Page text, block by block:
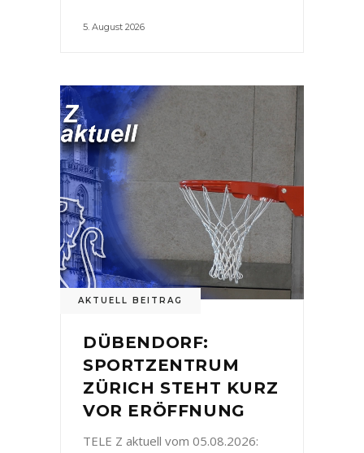
5. August 2026
AKTUELL BEITRAG
DÜBENDORF:
SPORTZENTRUM
ZÜRICH STEHT KURZ
VOR ERÖFFNUNG
TELE Z aktuell vom 05.08.2026: